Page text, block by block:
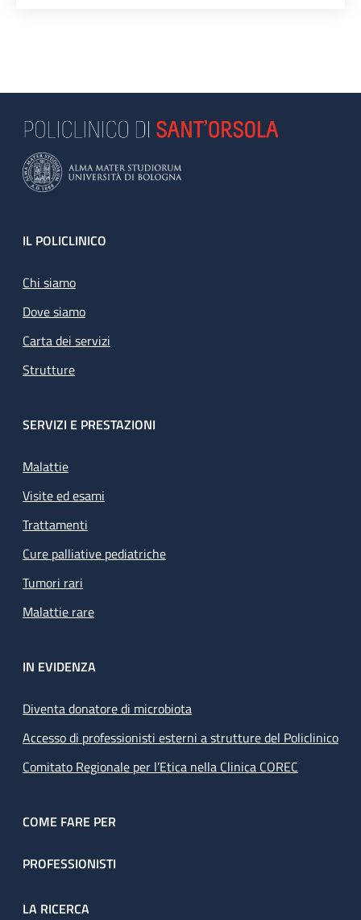
Footer
IL POLICLINICO
Chi siamo
Dove siamo
Carta dei servizi
Strutture
SERVIZI E PRESTAZIONI
Malattie
Visite ed esami
Trattamenti
Cure palliative pediatriche
Tumori rari
Malattie rare
IN EVIDENZA
Diventa donatore di microbiota
Accesso di professionisti esterni a strutture del Policlinico
Comitato Regionale per l’Etica nella Clinica COREC
COME FARE PER
PROFESSIONISTI
LA RICERCA